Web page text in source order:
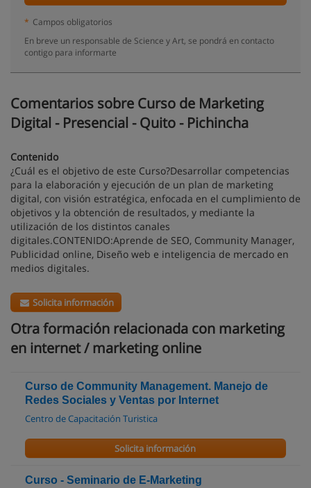
* Campos obligatorios
En breve un responsable de Science y Art, se pondrá en contacto
contigo para informarte
Comentarios sobre Curso de Marketing
Digital - Presencial - Quito - Pichincha
Contenido
¿Cuál es el objetivo de este Curso?Desarrollar competencias
para la elaboración y ejecución de un plan de marketing
digital, con visión estratégica, enfocada en el cumplimiento de
objetivos y la obtención de resultados, y mediante la
utilización de los distintos canales
digitales.CONTENIDO:Aprende de SEO, Community Manager,
Publicidad online, Diseño web e inteligencia de mercado en
medios digitales.
Solicita información
Otra formación relacionada con marketing
en internet / marketing online
Curso de Community Management. Manejo de
Redes Sociales y Ventas por Internet
Centro de Capacitación Turistica
Solicita información
Curso - Seminario de E-Marketing